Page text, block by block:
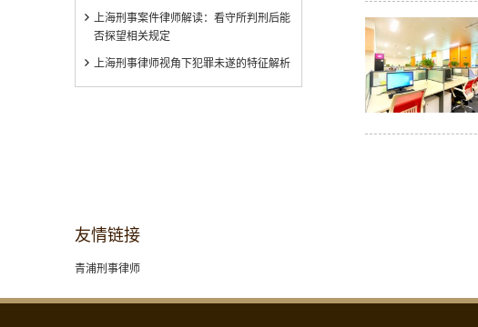
上海刑事案件律师解读：看守所判刑后能
否探望相关规定
上海刑事律师视角下犯罪未遂的特征解析
友情链接
青浦刑事律师